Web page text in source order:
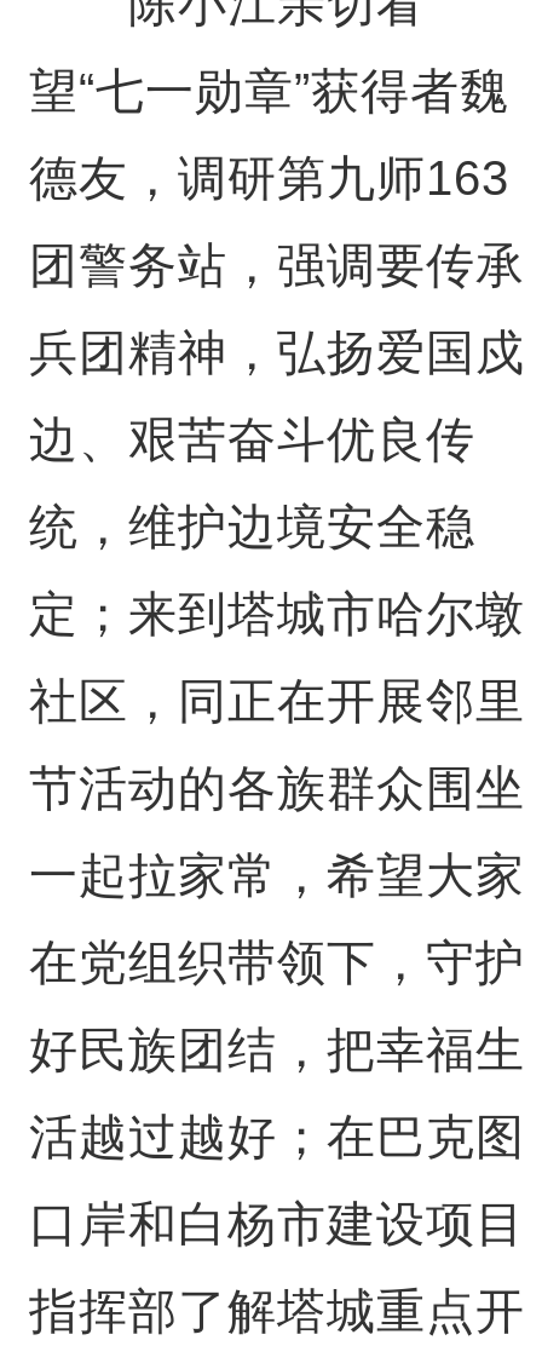
望“七一勋章”获得者魏
德友，调研第九师163
团警务站，强调要传承
兵团精神，弘扬爱国戍
边、艰苦奋斗优良传
统，维护边境安全稳
定；来到塔城市哈尔墩
社区，同正在开展邻里
节活动的各族群众围坐
一起拉家常，希望大家
在党组织带领下，守护
好民族团结，把幸福生
活越过越好；在巴克图
口岸和白杨市建设项目
指挥部了解塔城重点开